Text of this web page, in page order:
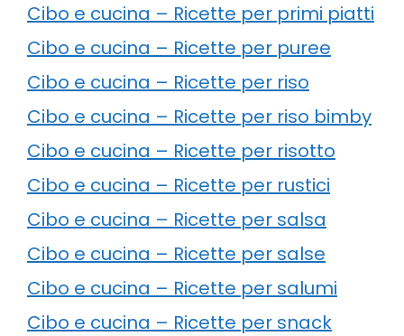
Cibo e cucina – Ricette per primi piatti
Cibo e cucina – Ricette per puree
Cibo e cucina – Ricette per riso
Cibo e cucina – Ricette per riso bimby
Cibo e cucina – Ricette per risotto
Cibo e cucina – Ricette per rustici
Cibo e cucina – Ricette per salsa
Cibo e cucina – Ricette per salse
Cibo e cucina – Ricette per salumi
Cibo e cucina – Ricette per snack